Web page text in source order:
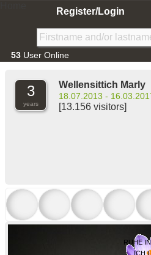
Register/Login
53 User Online
3
years
Wellensittich Marly
18.07.2013 -
[13.156 visitors]
RUHE
ICH